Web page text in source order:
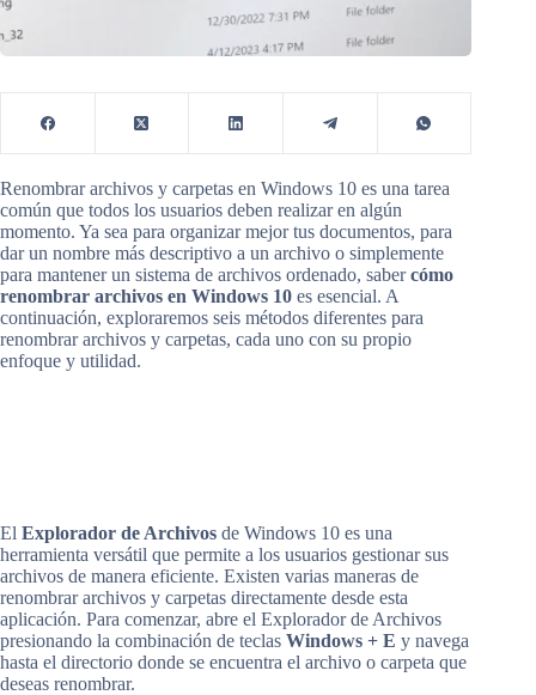
Renombrar archivos y carpetas en Windows 10 es una tarea
común que todos los usuarios deben realizar en algún
momento. Ya sea para organizar mejor tus documentos, para
dar un nombre más descriptivo a un archivo o simplemente
para mantener un sistema de archivos ordenado, sabercómo
renombrar archivos en Windows 10 es esencial. A
continuación, exploraremos seis métodos diferentes para
renombrar archivos y carpetas, cada uno con su propio
enfoque y utilidad.
El Explorador de Archivos de Windows 10 es una
herramienta versátil que permite a los usuarios gestionar sus
archivos de manera eficiente. Existen varias maneras de
renombrar archivos y carpetas directamente desde esta
aplicación. Para comenzar, abre el Explorador de Archivos
presionando la combinación de teclas Windows + E y navega
hasta el directorio donde se encuentra el archivo o carpeta que
deseas renombrar.